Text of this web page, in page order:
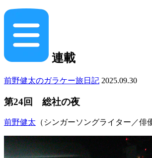
連載
前野健太のガラケー旅日記 2025.09.30
第24回 総社の夜
前野健太 （シンガーソングライター／俳